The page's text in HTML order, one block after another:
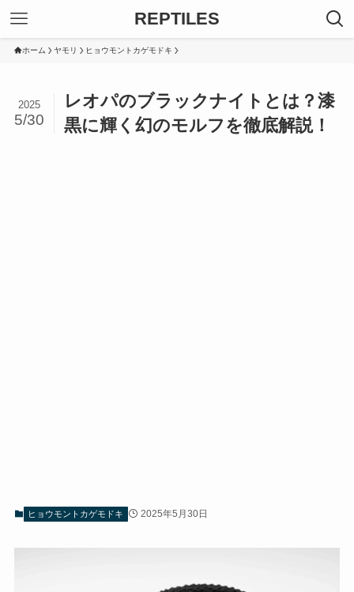
REPTILES
ホーム ヤモリ ヒョウモントカゲモドキ
レオパのブラックナイトとは？漆
黒に輝く幻のモルフを徹底解説！
2025
5/30
ヒョウモントカゲモドキ 2025年5月30日